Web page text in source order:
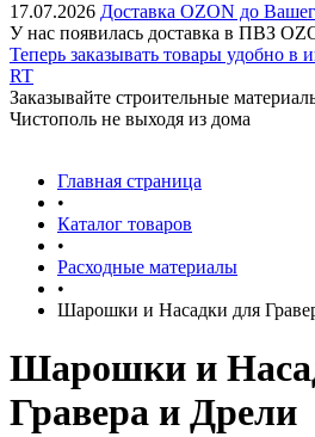
17.07.2026 Доставка OZON до
У нас появилась доставка в ПВЗ
Теперь заказывать товары удобно в
RT
Заказывайте строительные
Чистополь не выходя из дома
Главная страница
•
Каталог товаров
•
Расходные материалы
•
Шарошки и Насадки для
Шарошки и
Гравера и Дрели